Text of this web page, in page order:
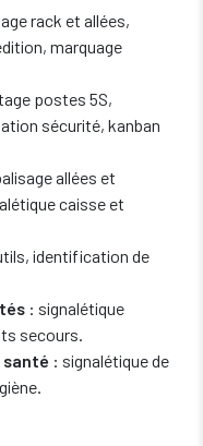
rack et allées,
marquage
postes 5S,
sécurité, kanban
allées et
caisse et
identification de
: signalétique
secours.
: signalétique de